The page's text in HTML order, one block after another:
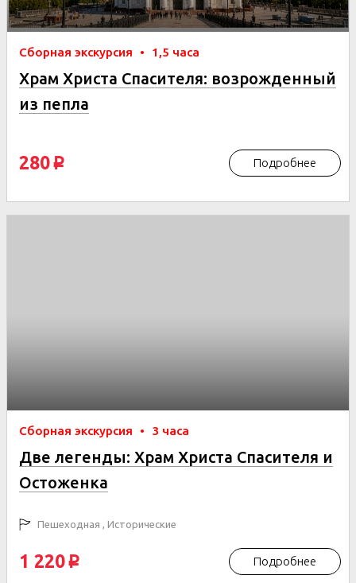
Сборная экскурсия • 1,5 часа
Храм Христа Спасителя: возрожденный
из пепла
280 p Подробнее
Сборная экскурсия • 3 часа
Две легенды: Храм Христа Спасителя и
Остоженка
Пешеходная , Исторические
1 220 p Подробнее